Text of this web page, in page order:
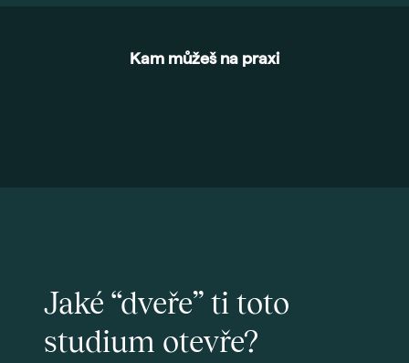
Kam můžeš na praxi
Jaké “dveře” ti toto
studium otevře?